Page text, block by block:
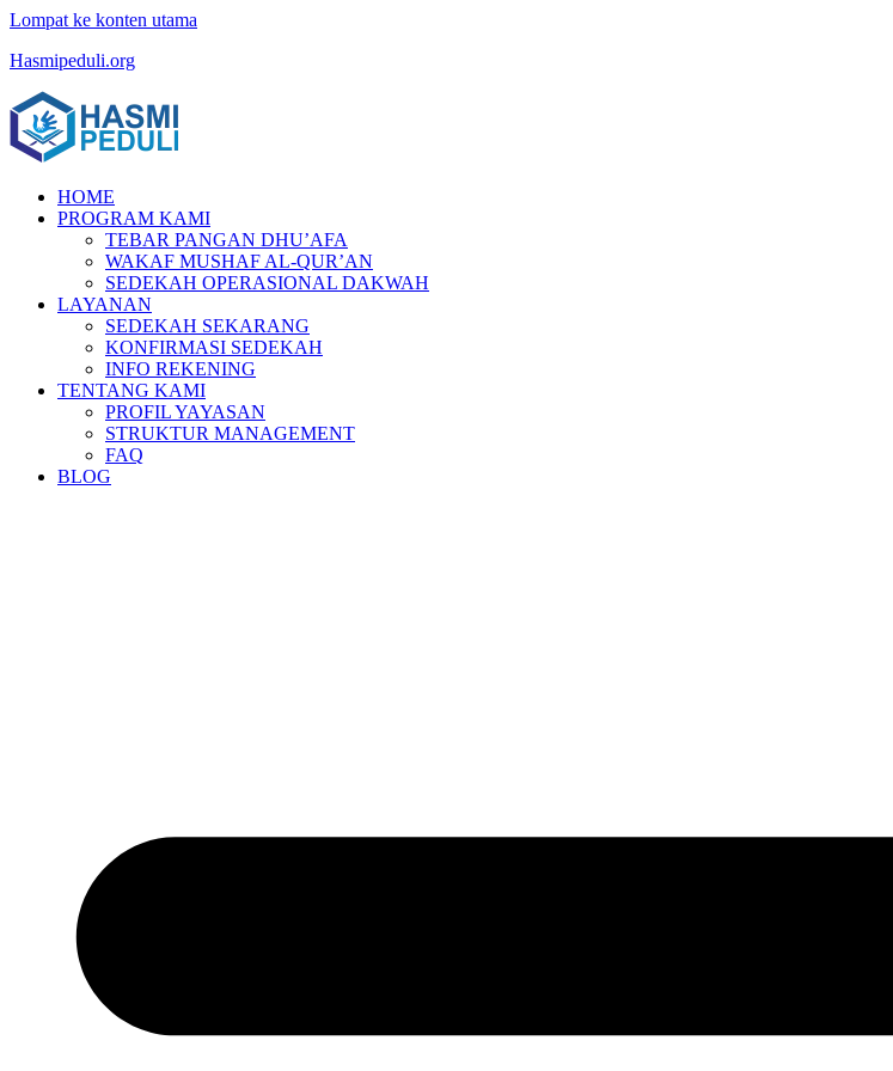
Lompat ke konten utama
Hasmipeduli.org
HOME
PROGRAM KAMI
TEBAR PANGAN DHU’AFA
WAKAF MUSHAF AL-QUR’AN
SEDEKAH OPERASIONAL DAKWAH
LAYANAN
SEDEKAH SEKARANG
KONFIRMASI SEDEKAH
INFO REKENING
TENTANG KAMI
PROFIL YAYASAN
STRUKTUR MANAGEMENT
FAQ
BLOG